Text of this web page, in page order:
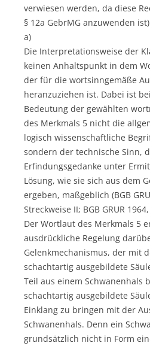
verwiesen werden, da diese
§ 12a GebrMG anzuwenden
a)
Die Interpretationsweise der
keinen Anhaltspunkt in dem
der für die wortsinngemäße
heranzuziehen ist. Dabei ist
Bedeutung der gewählten
des Merkmals 5 nicht die
logisch wissenschaftliche
sondern der technische Sinn,
Erfindungsgedanke unter
Lösung, wie sie sich aus dem
ergeben, maßgeblich (BGB
Streckweise II; BGB GRUR
Der Wortlaut des Merkmals 5
ausdrückliche Regelung
Gelenkmechanismus, der mit
schachtartig ausgebildete
Teil aus einem Schwanenhals
schachtartig ausgebildete
Einklang zu bringen mit der
Schwanenhals. Denn ein
grundsätzlich nicht in Form